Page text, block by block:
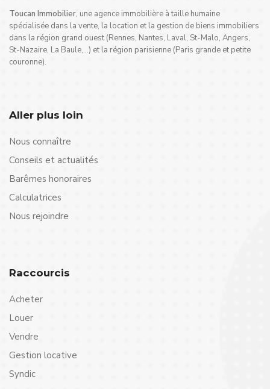
Toucan Immobilier, une agence immobilière à taille humaine
spécialisée dans la vente, la location et la gestion de biens immobiliers
dans la région grand ouest (Rennes, Nantes, Laval, St-Malo, Angers,
St-Nazaire, La Baule,…) et la région parisienne (Paris grande et petite
couronne).
Aller plus loin
Nous connaître
Conseils et actualités
Barêmes honoraires
Calculatrices
Nous rejoindre
Raccourcis
Acheter
Louer
Vendre
Gestion locative
Syndic